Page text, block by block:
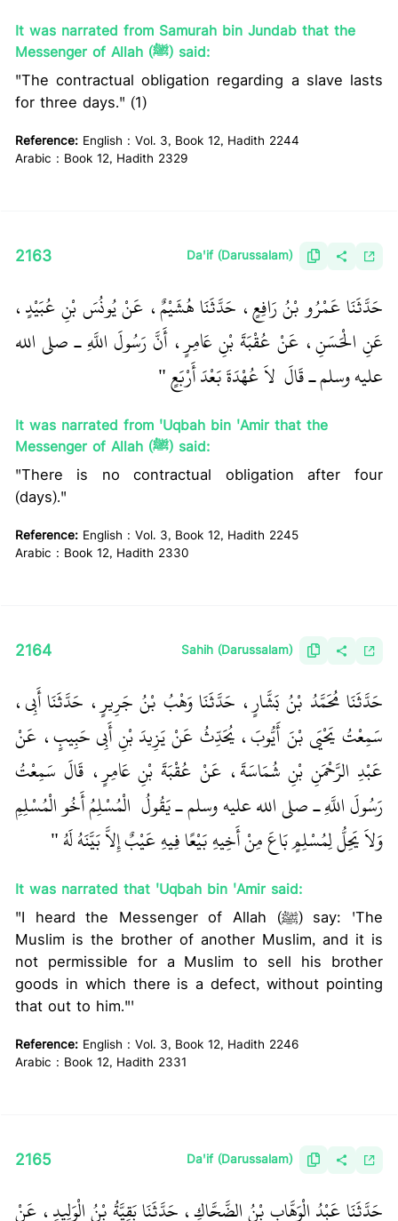
It was narrated from Samurah bin Jundab that the
Messenger of Allah (ﷺ) said:
"The contractual obligation regarding a slave lasts
for three days." (1)
Reference: English : Vol. 3, Book 12, Hadith 2244
Arabic : Book 12, Hadith 2329
2163 Da'if (Darussalam)
حَدَّثَنَا عَمْرُو بْنُ رَافِعٍ، حَدَّثَنَا هُشَيْمٌ، عَنْ يُونُسَ بْنِ عُبَيْدٍ،
عَنِ الْحَسَنِ، عَنْ عُقْبَةَ بْنِ عَامِرٍ، أَنَّ رَسُولَ اللَّهِ ـ صلى الله
عليه وسلم ـ قَالَ ‏ ‏ لاَ عُهْدَةَ بَعْدَ أَرْبَعٍ ‏"
It was narrated from 'Uqbah bin 'Amir that the
Messenger of Allah (ﷺ) said:
"There is no contractual obligation after four
(days)."
Reference: English : Vol. 3, Book 12, Hadith 2245
Arabic : Book 12, Hadith 2330
2164 Sahih (Darussalam)
حَدَّثَنَا مُحَمَّدُ بْنُ بَشَّارٍ، حَدَّثَنَا وَهْبُ بْنُ جَرِيرٍ، حَدَّثَنَا أَبِي،
سَمِعْتُ يَحْيَى بْنَ أَيُّوبَ، يُحَدِّثُ عَنْ يَزِيدَ بْنِ أَبِي حَبِيبٍ، عَنْ
عَبْدِ الرَّحْمَنِ بْنِ شُمَاسَةَ، عَنْ عُقْبَةَ بْنِ عَامِرٍ، قَالَ سَمِعْتُ
رَسُولَ اللَّهِ ـ صلى الله عليه وسلم ـ يَقُولُ ‏ ‏ الْمُسْلِمُ أَخُو الْمُسْلِمِ
وَلاَ يَحِلُّ لِمُسْلِمٍ بَاعَ مِنْ أَخِيهِ بَيْعًا فِيهِ عَيْبٌ إِلاَّ بَيَّنَهُ لَهُ ‏"
It was narrated that 'Uqbah bin 'Amir said:
"I heard the Messenger of Allah (ﷺ) say: 'The
Muslim is the brother of another Muslim, and it is
not permissible for a Muslim to sell his brother
goods in which there is a defect, without pointing
that out to him."'
Reference: English : Vol. 3, Book 12, Hadith 2246
Arabic : Book 12, Hadith 2331
2165 Da'if (Darussalam)
حَدَّثَنَا عَبْدُ الْوَهَّابِ بْنُ الضَّحَّاكِ، حَدَّثَنَا بَقِيَّةُ بْنُ الْوَلِيدِ، عَنْ